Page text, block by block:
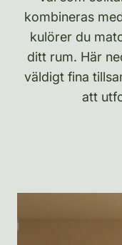
kombineras
kulörer du
ditt rum. Här
väldigt fina
att